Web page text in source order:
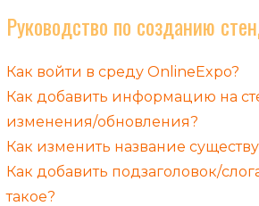
Руководство по созданию
Как войти в среду OnlineExpo?
Как добавить информацию на
изменения/обновления?
Как изменить название
Как добавить подзаголовок/
такое?